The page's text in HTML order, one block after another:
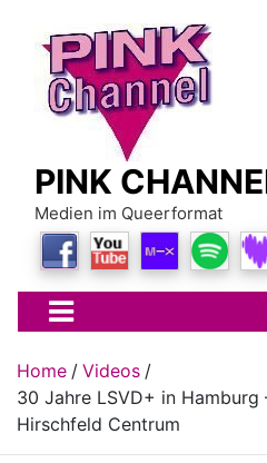
content
PINK
Medien im Queerformat
Home
Videos
30 Jahre LSVD+ in Hamburg
Hirschfeld Centrum